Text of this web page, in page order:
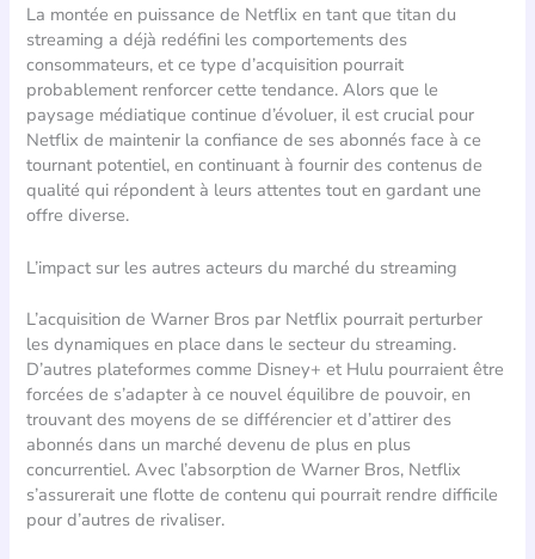
La montée en puissance de Netflix en tant que titan du
streaming a déjà redéfini les comportements des
consommateurs, et ce type d’acquisition pourrait
probablement renforcer cette tendance. Alors que le
paysage médiatique continue d’évoluer, il est crucial pour
Netflix de maintenir la confiance de ses abonnés face à ce
tournant potentiel, en continuant à fournir des contenus de
qualité qui répondent à leurs attentes tout en gardant une
offre diverse.
L’impact sur les autres acteurs du marché du streaming
L’acquisition de Warner Bros par Netflix pourrait perturber
les dynamiques en place dans le secteur du streaming.
D’autres plateformes comme Disney+ et Hulu pourraient être
forcées de s’adapter à ce nouvel équilibre de pouvoir, en
trouvant des moyens de se différencier et d’attirer des
abonnés dans un marché devenu de plus en plus
concurrentiel. Avec l’absorption de Warner Bros, Netflix
s’assurerait une flotte de contenu qui pourrait rendre difficile
pour d’autres de rivaliser.